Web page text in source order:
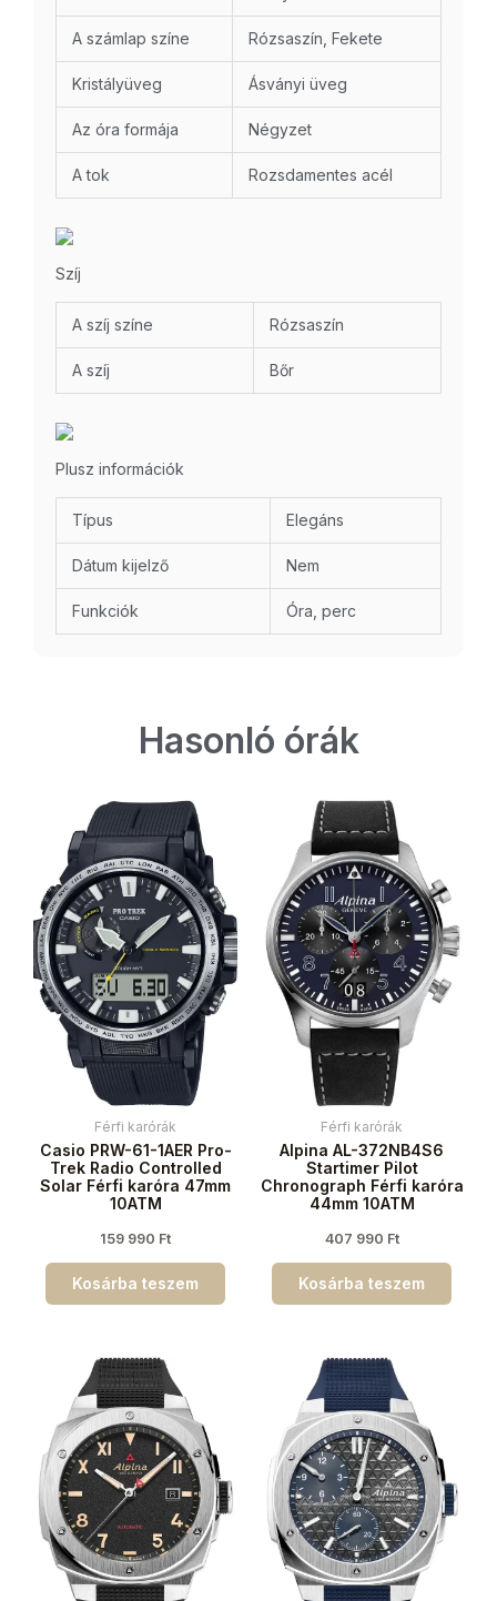
A számlap színe Rózsaszín, Fekete
Kristályüveg Ásványi üveg
Az óra formája Négyzet
A tok Rozsdamentes acél
Szíj
A szíj színe Rózsaszín
A szíj Bőr
Plusz információk
Típus Elegáns
Dátum kijelző Nem
Funkciók Óra, perc
Hasonló órák
Férfi karórák
Casio PRW-61-1AER Pro-
Trek Radio Controlled
Solar Férfi karóra 47mm
10ATM
159 990 Ft
Kosárba teszem
Férfi karórák
Alpina AL-372NB4S6
Startimer Pilot
Chronograph Férfi karóra
44mm 10ATM
407 990 Ft
Kosárba teszem